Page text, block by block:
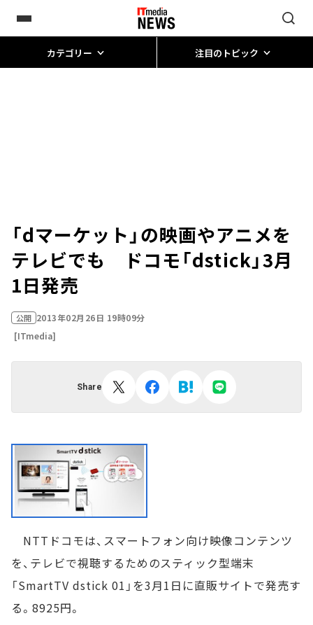
カテゴリー 注目のトピック
「dマーケット」の映画やアニメを
テレビでも ドコモ「dstick」3月
1日発売
公開 2013年02月26日 19時09分
[ITmedia]
Share
NTTドコモは、スマートフォン向け映像コンテンツ
を、テレビで視聴するためのスティック型端末
「SmartTV dstick 01」を3月1日に直販サイトで発売す
る。8925円。